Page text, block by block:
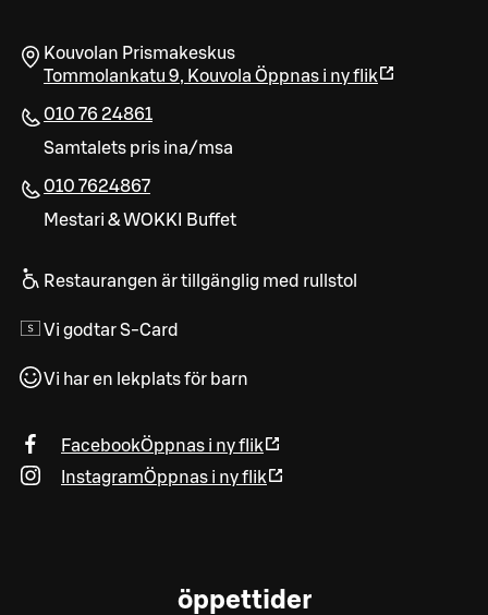
Kouvolan Prismakeskus
Tommolankatu 9, Kouvola Öppnas i ny flik
010 76 24861
Samtalets pris ina/msa
010 7624867
Mestari & WOKKI Buffet
Restaurangen är tillgänglig med rullstol
Vi godtar S-Card
Vi har en lekplats för barn
FacebookÖppnas i ny flik
InstagramÖppnas i ny flik
öppettider